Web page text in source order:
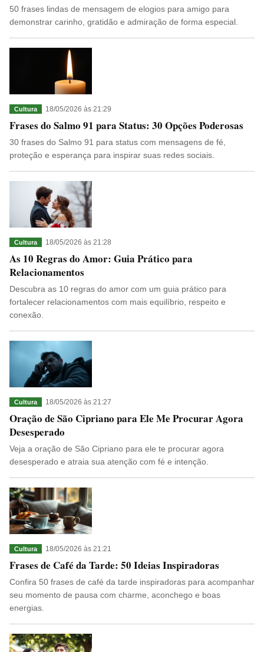
50 frases lindas de mensagem de elogios para amigo para
demonstrar carinho, gratidão e admiração de forma especial.
Cultura 18/05/2026 às 21:29
Frases do Salmo 91 para Status: 30 Opções Poderosas
30 frases do Salmo 91 para status com mensagens de fé,
proteção e esperança para inspirar suas redes sociais.
Cultura 18/05/2026 às 21:28
As 10 Regras do Amor: Guia Prático para
Relacionamentos
Descubra as 10 regras do amor com um guia prático para
fortalecer relacionamentos com mais equilíbrio, respeito e
conexão.
Cultura 18/05/2026 às 21:27
Oração de São Cipriano para Ele Me Procurar Agora
Desesperado
Veja a oração de São Cipriano para ele te procurar agora
desesperado e atraia sua atenção com fé e intenção.
Cultura 18/05/2026 às 21:21
Frases de Café da Tarde: 50 Ideias Inspiradoras
Confira 50 frases de café da tarde inspiradoras para acompanhar
seu momento de pausa com charme, aconchego e boas
energias.